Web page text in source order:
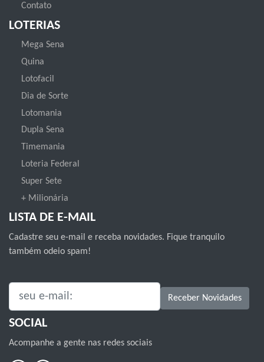
Contato
LOTERIAS
Mega Sena
Quina
Lotofacil
Dia de Sorte
Lotomania
Dupla Sena
Timemania
Loteria Federal
Super Sete
+ Milionária
LISTA DE E-MAIL
Cadastre seu e-mail e receba novidades. Fique tranquilo
também odeio spam!
SEU E-MAIL: Receber Novidades
SOCIAL
Acompanhe a gente nas redes sociais